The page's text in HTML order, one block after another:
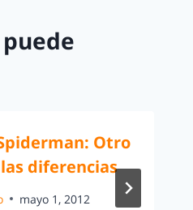
Otro
diferencias
mayo 1, 2012